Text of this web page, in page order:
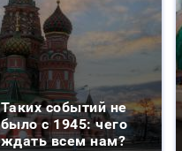
Таких событий не
было с 1945: чего
ждать всем нам?